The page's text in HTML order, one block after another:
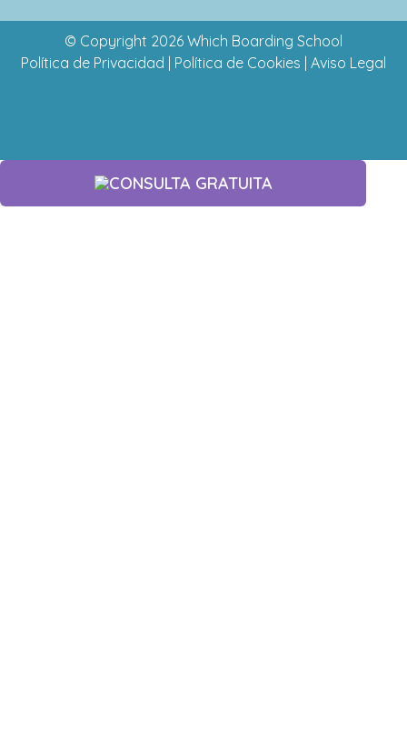
© Copyright 2026 Which Boarding School
Política de Privacidad | Política de Cookies | Aviso Legal
CONSULTA GRATUITA